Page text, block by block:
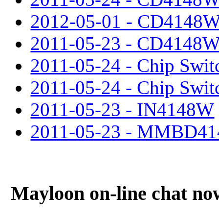
2012-05-01 -
2011-05-23 -
2011-05-24 - Chip
2011-05-24 - Chip
2011-05-23 - IN4148W
2011-05-23 -
Mayloon on-line chat